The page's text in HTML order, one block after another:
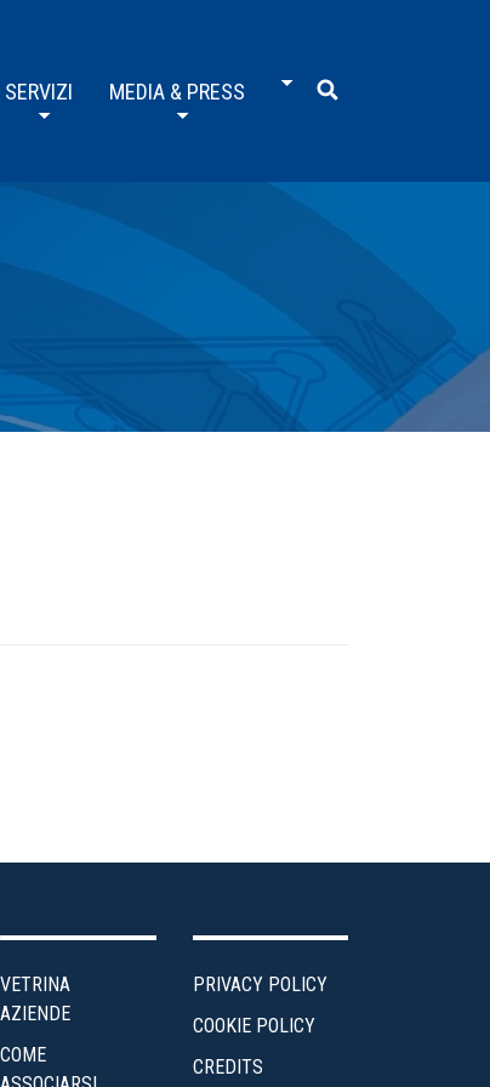
SERVIZI MEDIA & PRESS
VETRINA
AZIENDE
COME
PRIVACY POLICY
COOKIE POLICY
CREDITS